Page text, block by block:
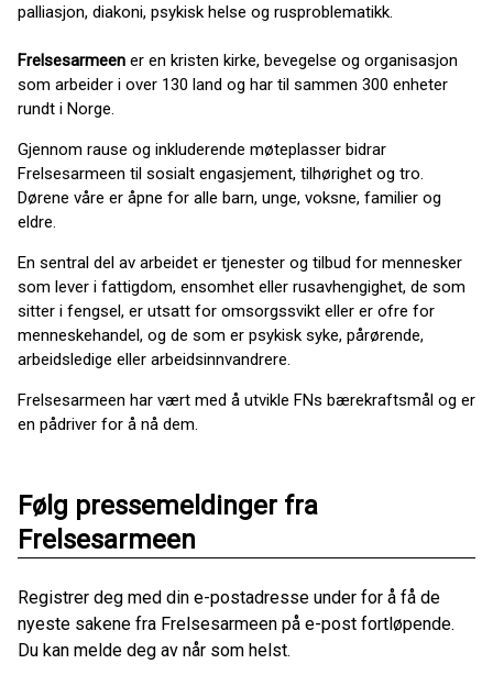
palliasjon, diakoni, psykisk helse og rusproblematikk.
Frelsesarmeen er en kristen kirke, bevegelse og organisasjon
som arbeider i over 130 land og har til sammen 300 enheter
rundt i Norge.
Gjennom rause og inkluderende møteplasser bidrar
Frelsesarmeen til sosialt engasjement, tilhørighet og tro.
Dørene våre er åpne for alle barn, unge, voksne, familier og
eldre.
En sentral del av arbeidet er tjenester og tilbud for mennesker
som lever i fattigdom, ensomhet eller rusavhengighet, de som
sitter i fengsel, er utsatt for omsorgssvikt eller er ofre for
menneskehandel, og de som er psykisk syke, pårørende,
arbeidsledige eller arbeidsinnvandrere.
Frelsesarmeen har vært med å utvikle FNs bærekraftsmål og er
en pådriver for å nå dem.
Følg pressemeldinger fra
Frelsesarmeen
Registrer deg med din e-postadresse under for å få de
nyeste sakene fra Frelsesarmeen på e-post fortløpende.
Du kan melde deg av når som helst.